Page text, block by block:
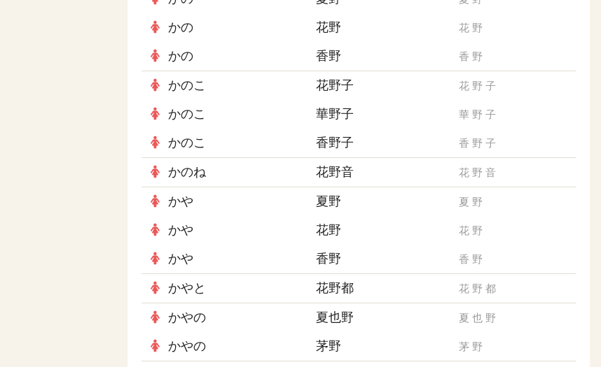
かの 花野 花 野
かの 香野 香 野
かのこ 花野子 花 野 子
かのこ 華野子 華 野 子
かのこ 香野子 香 野 子
かのね 花野音 花 野 音
かや 夏野 夏 野
かや 花野 花 野
かや 香野 香 野
かやと 花野都 花 野 都
かやの 夏也野 夏 也 野
かやの 茅野 茅 野